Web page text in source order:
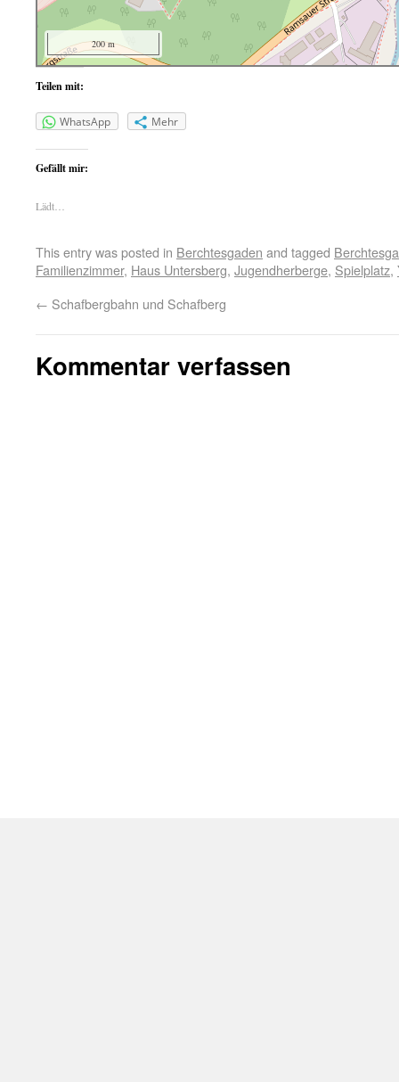
200 m
Teilen mit:
WhatsApp Mehr
Gefällt mir:
Lädt…
This entry was posted in Berchtesgaden and tagged
Familienzimmer, Haus Untersberg, Jugendherberge, Spielplatz,
← Schafbergbahn und Schafberg
Kommentar verfassen